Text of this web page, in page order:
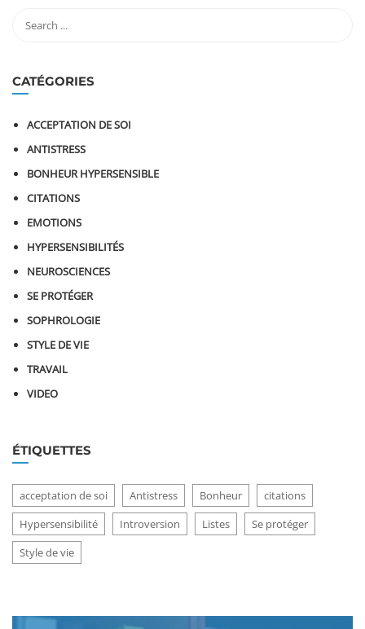
CATÉGORIES
ACCEPTATION DE SOI
ANTISTRESS
BONHEUR HYPERSENSIBLE
CITATIONS
EMOTIONS
HYPERSENSIBILITÉS
NEUROSCIENCES
SE PROTÉGER
SOPHROLOGIE
STYLE DE VIE
TRAVAIL
VIDEO
ÉTIQUETTES
acceptation de soi Antistress Bonheur
citations
Hypersensibilité
Introversion Listes
Se protéger
Style de vie